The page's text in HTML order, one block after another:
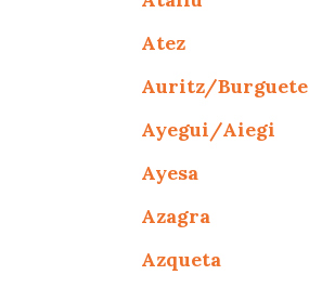
Atez
Auritz/Burguete
Ayegui/Aiegi
Ayesa
Azagra
Azqueta